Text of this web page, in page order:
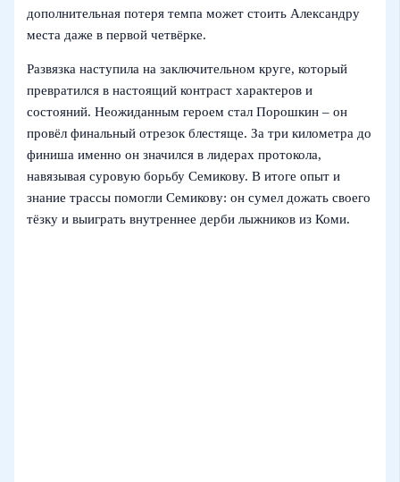
дополнительная потеря темпа может стоить Александру
места даже в первой четвёрке.
Развязка наступила на заключительном круге, который
превратился в настоящий контраст характеров и
состояний. Неожиданным героем стал Порошкин – он
провёл финальный отрезок блестяще. За три километра до
финиша именно он значился в лидерах протокола,
навязывая суровую борьбу Семикову. В итоге опыт и
знание трассы помогли Семикову: он сумел дожать своего
тёзку и выиграть внутреннее дерби лыжников из Коми.